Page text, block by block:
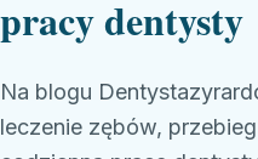
pracy dentysty
Na blogu
leczenie zębów,